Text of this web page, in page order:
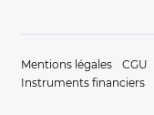
Mentions légales CGU
Instruments financiers